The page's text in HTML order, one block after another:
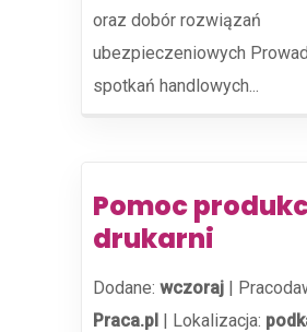
oraz dobór rozwiązań
ubezpieczeniowych
spotkań handlowych...
Pomoc
drukarni
Dodane: wczoraj |
Praca.pl | Lokalizacja: